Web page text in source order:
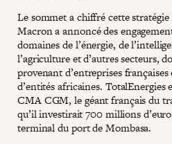
Le sommet a chiffré cette stratégie
Macron a annoncé des
domaines de l’énergie, de
l’agriculture et d’autres secteurs,
provenant d’entreprises
d’entités africaines. TotalEnergies
CMA CGM, le géant français du
qu’il investirait 700 millions
terminal du port de Mombasa.